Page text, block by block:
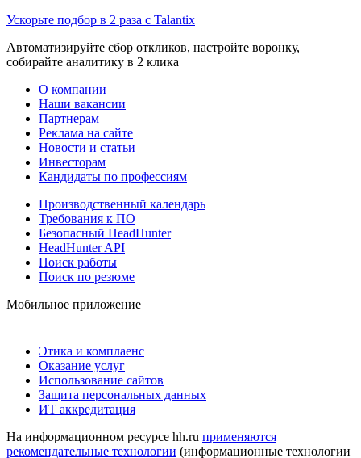
Ускорьте подбор в 2 раза с Talantix
Автоматизируйте сбор откликов, настройте воронку,
собирайте аналитику в 2 клика
О компании
Наши вакансии
Партнерам
Реклама на сайте
Новости и статьи
Инвесторам
Кандидаты по профессиям
Производственный календарь
Требования к ПО
Безопасный HeadHunter
HeadHunter API
Поиск работы
Поиск по резюме
Мобильное приложение
Этика и комплаенс
Оказание услуг
Использование сайтов
Защита персональных данных
ИТ аккредитация
На информационном ресурсе hh.ru применяются
рекомендательные технологии (информационные технологии